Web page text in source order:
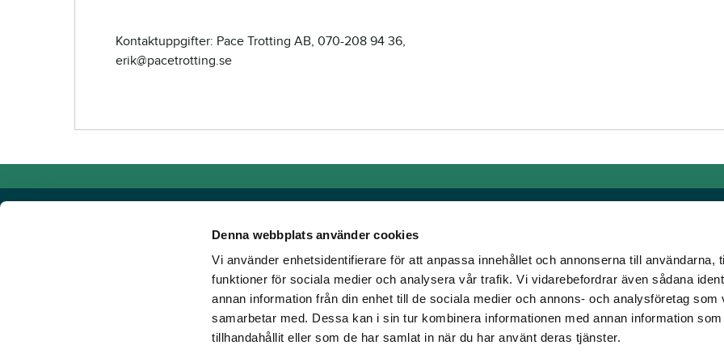
Denna webbplats använder cookies
Vi använder enhetsidentifierare för att anpassa innehållet och annonserna till användarna,
funktioner för sociala medier och analysera vår trafik. Vi vidarebefordrar även sådana
annan information från din enhet till de sociala medier och annons- och analysföretag som
samarbetar med. Dessa kan i sin tur kombinera informationen med annan information
tillhandahållit eller som de har samlat in när du har använt deras tjänster.
Kontaktuppgifter: Pace Trotting AB, 070-208 94 36,
erik@pacetrotting.se
Powered by TR Media
Hos TR Media finns Sveriges främsta varumärken för dig som älskar trav!
Sedan starten 1932, då tidningen Travronden grundades, har vi skapat en
Länkar
Allmänna auktionsvillkor
Mobilvy